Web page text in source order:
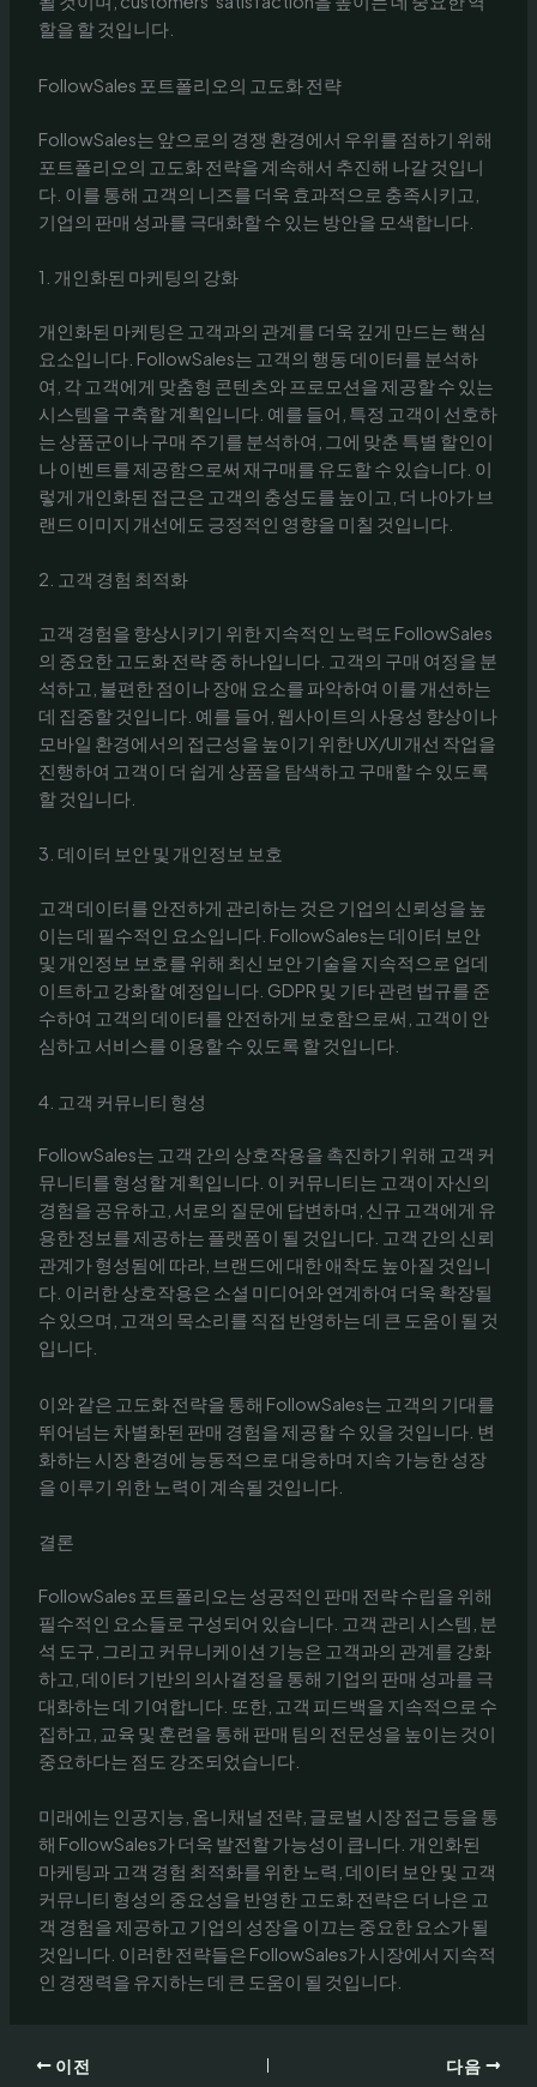
할을 할 것입니다.
FollowSales 포트폴리오의 고도화 전략
FollowSales는 앞으로의 경쟁 환경에서 우위를 점하기 위해
포트폴리오의 고도화 전략을 계속해서 추진해 나갈 것입니
다. 이를 통해 고객의 니즈를 더욱 효과적으로 충족시키고,
기업의 판매 성과를 극대화할 수 있는 방안을 모색합니다.
1. 개인화된 마케팅의 강화
개인화된 마케팅은 고객과의 관계를 더욱 깊게 만드는 핵심
요소입니다. FollowSales는 고객의 행동 데이터를 분석하
여, 각 고객에게 맞춤형 콘텐츠와 프로모션을 제공할 수 있는
시스템을 구축할 계획입니다. 예를 들어, 특정 고객이 선호하
는 상품군이나 구매 주기를 분석하여, 그에 맞춘 특별 할인이
나 이벤트를 제공함으로써 재구매를 유도할 수 있습니다. 이
렇게 개인화된 접근은 고객의 충성도를 높이고, 더 나아가 브
랜드 이미지 개선에도 긍정적인 영향을 미칠 것입니다.
2. 고객 경험 최적화
고객 경험을 향상시키기 위한 지속적인 노력도 FollowSales
의 중요한 고도화 전략 중 하나입니다. 고객의 구매 여정을 분
석하고, 불편한 점이나 장애 요소를 파악하여 이를 개선하는
데 집중할 것입니다. 예를 들어, 웹사이트의 사용성 향상이나
모바일 환경에서의 접근성을 높이기 위한 UX/UI 개선 작업을
진행하여 고객이 더 쉽게 상품을 탐색하고 구매할 수 있도록
할 것입니다.
3. 데이터 보안 및 개인정보 보호
고객 데이터를 안전하게 관리하는 것은 기업의 신뢰성을 높
이는 데 필수적인 요소입니다. FollowSales는 데이터 보안
및 개인정보 보호를 위해 최신 보안 기술을 지속적으로 업데
이트하고 강화할 예정입니다. GDPR 및 기타 관련 법규를 준
수하여 고객의 데이터를 안전하게 보호함으로써, 고객이 안
심하고 서비스를 이용할 수 있도록 할 것입니다.
4. 고객 커뮤니티 형성
FollowSales는 고객 간의 상호작용을 촉진하기 위해 고객 커
뮤니티를 형성할 계획입니다. 이 커뮤니티는 고객이 자신의
경험을 공유하고, 서로의 질문에 답변하며, 신규 고객에게 유
용한 정보를 제공하는 플랫폼이 될 것입니다. 고객 간의 신뢰
관계가 형성됨에 따라, 브랜드에 대한 애착도 높아질 것입니
다. 이러한 상호작용은 소셜 미디어와 연계하여 더욱 확장될
수 있으며, 고객의 목소리를 직접 반영하는 데 큰 도움이 될 것
입니다.
이와 같은 고도화 전략을 통해 FollowSales는 고객의 기대를
뛰어넘는 차별화된 판매 경험을 제공할 수 있을 것입니다. 변
화하는 시장 환경에 능동적으로 대응하며 지속 가능한 성장
을 이루기 위한 노력이 계속될 것입니다.
결론
FollowSales 포트폴리오는 성공적인 판매 전략 수립을 위해
필수적인 요소들로 구성되어 있습니다. 고객 관리 시스템, 분
석 도구, 그리고 커뮤니케이션 기능은 고객과의 관계를 강화
하고, 데이터 기반의 의사결정을 통해 기업의 판매 성과를 극
대화하는 데 기여합니다. 또한, 고객 피드백을 지속적으로 수
집하고, 교육 및 훈련을 통해 판매 팀의 전문성을 높이는 것이
중요하다는 점도 강조되었습니다.
미래에는 인공지능, 옴니채널 전략, 글로벌 시장 접근 등을 통
해 FollowSales가 더욱 발전할 가능성이 큽니다. 개인화된
마케팅과 고객 경험 최적화를 위한 노력, 데이터 보안 및 고객
커뮤니티 형성의 중요성을 반영한 고도화 전략은 더 나은 고
객 경험을 제공하고 기업의 성장을 이끄는 중요한 요소가 될
것입니다. 이러한 전략들은 FollowSales가 시장에서 지속적
인 경쟁력을 유지하는 데 큰 도움이 될 것입니다.
이전 다음